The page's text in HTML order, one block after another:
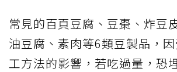
常見的百頁豆腐、豆棗、炸豆
油豆腐、素肉等6類豆製品，
工方法的影響，若吃過量，恐